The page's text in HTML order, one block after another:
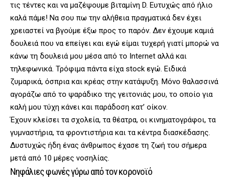
τις τέντες και να μαζέψουμε βιταμίνη D. Ευτυχώς από ήλιο
καλά πάμε! Να σου πω την αλήθεια πραγματικά δεν έχει
χρειαστεί να βγούμε έξω προς το παρόν. Δεν έχουμε καμιά
δουλειά που να επείγει και εγώ είμαι τυχερή γιατί μπορώ να
κάνω τη δουλειά μου μέσα από το Internet αλλά και
τηλεφωνικά. Τρόφιμα πάντα είχα stock εγώ. Ειδικά
ζυμαρικά, όσπρια και κρέας στην κατάψυξη. Μόνο θαλασσινά
αγοράζω από το ψαράδικο της γειτονιάς μου, το οποίο για
καλή μου τύχη κάνει και παράδοση κατ’ οίκον.
Έχουν κλείσει τα σχολεία, τα θέατρα, οι κινηματογράφοι, τα
γυμναστήρια, τα φροντιστήρια και τα κέντρα διασκέδασης.
Δυστυχώς ήδη ένας άνθρωπος έχασε τη ζωή του σήμερα
μετά από 10 μέρες νοσηλίας.
Νηφάλιες φωνές γύρω από τον κορονοϊό